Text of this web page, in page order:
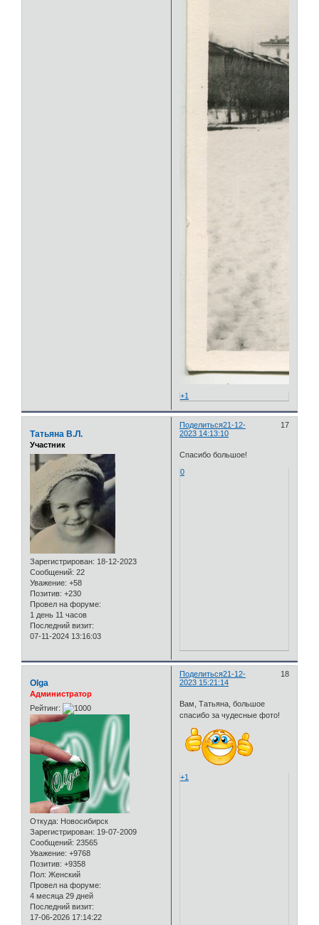
+1
Поделиться 17
21-12-
2023 14:13:10
Татьяна В.Л.
Участник
Зарегистрирован: 18-12-2023
Сообщений: 22
Уважение: +58
Позитив: +230
Провел на форуме:
1 день 11 часов
Последний визит:
07-11-2024 13:16:03
Спасибо большое!
0
Поделиться 18
21-12-
2023 15:21:14
Olga
Администратор
Рейтинг:
Откуда: Новосибирск
Зарегистрирован: 19-07-2009
Сообщений: 23565
Уважение: +9768
Позитив: +9358
Пол: Женский
Провел на форуме:
4 месяца 29 дней
Последний визит:
17-06-2026 17:14:22
Вам, Татьяна, большое
спасибо за чудесные фото!
+1